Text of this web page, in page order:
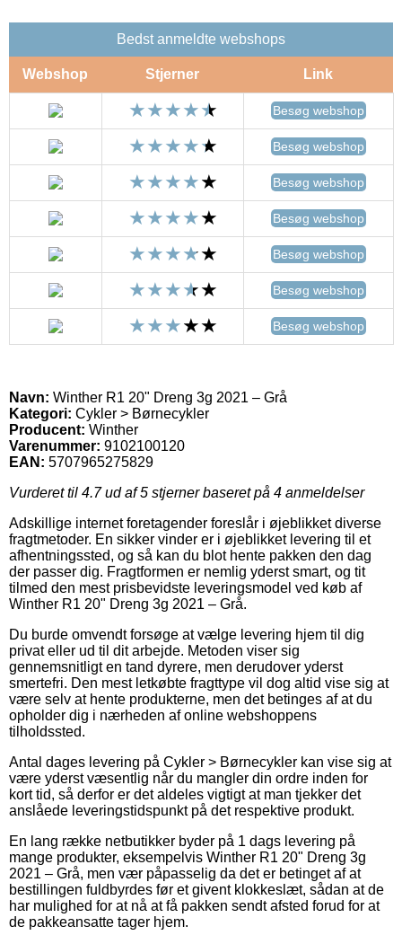
Bedst anmeldte webshops
Webshop Stjerner Link
Besøg webshop
Besøg webshop
Besøg webshop
Besøg webshop
Besøg webshop
Besøg webshop
Besøg webshop
Navn: Winther R1 20" Dreng 3g 2021 – Grå
Kategori: Cykler > Børnecykler
Producent: Winther
Varenummer: 9102100120
EAN: 5707965275829
Vurderet til 4.7ud af 5 stjerner baseret på 4 anmeldelser
Adskillige internet foretagender foreslår i øjeblikket diverse
fragtmetoder. En sikker vinder er i øjeblikket levering til et
afhentningssted, og så kan du blot hente pakken den dag
der passer dig. Fragtformen er nemlig yderst smart, og tit
tilmed den mest prisbevidste leveringsmodel ved køb af
Winther R1 20" Dreng 3g 2021 – Grå.
Du burde omvendt forsøge at vælge levering hjem til dig
privat eller ud til dit arbejde. Metoden viser sig
gennemsnitligt en tand dyrere, men derudover yderst
smertefri. Den mest letkøbte fragttype vil dog altid vise sig at
være selv at hente produkterne, men det betinges af at du
opholder dig i nærheden af online webshoppens
tilholdssted.
Antal dages levering på Cykler > Børnecykler kan vise sig at
være yderst væsentlig når du mangler din ordre inden for
kort tid, så derfor er det aldeles vigtigt at man tjekker det
anslåede leveringstidspunkt på det respektive produkt.
En lang række netbutikker byder på 1 dags levering på
mange produkter, eksempelvis Winther R1 20" Dreng 3g
2021 – Grå, men vær påpasselig da det er betinget af at
bestillingen fuldbyrdes før et givent klokkeslæt, sådan at de
har mulighed for at nå at få pakken sendt afsted forud for at
de pakkeansatte tager hjem.